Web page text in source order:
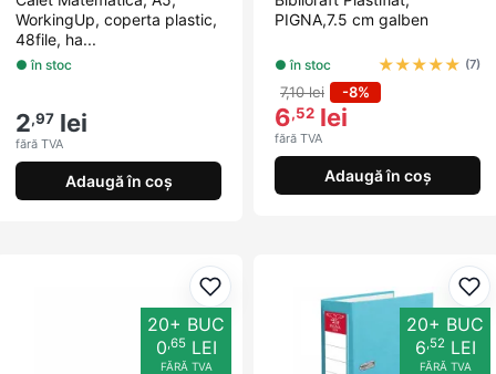
WorkingUp, coperta plastic,
48file, ha...
● în stoc
2,97 lei
fără TVA
Adaugă în coș
PIGNA,7.5 cm galben
● în stoc ★★★★★ (7)
7,10 lei -8%
6,52 lei
fără TVA
Adaugă în coș
Adaugă la favorite
20+ BUC
0 ,65LEI
FĂRĂ TVA
20+ BUC
6 ,52LEI
FĂRĂ TVA